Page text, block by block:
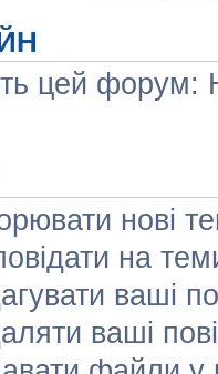
цей форум:
нові
на
ваші
ваші